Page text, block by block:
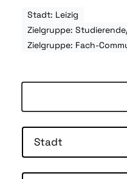
Stadt: Leizig
Zielgruppe:
Zielgruppe: Fach-
Stadt